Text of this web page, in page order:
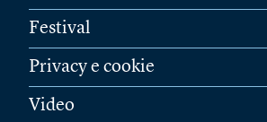
Festival
Privacy e cookie
Video